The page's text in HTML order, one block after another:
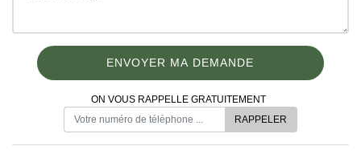
ON VOUS RAPPELLE GRATUITEMENT